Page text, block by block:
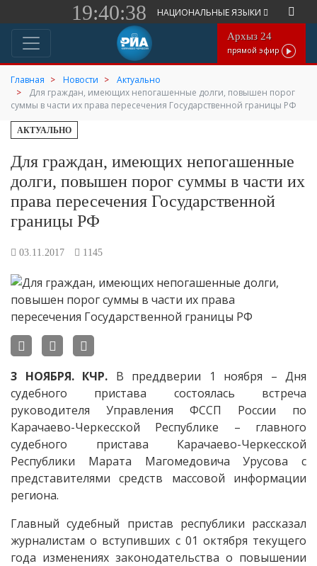
19:40:38 НАЦИОНАЛЬНЫЕ ЯЗЫКИ
Архыз 24
прямой эфир
Главная Новости
Актуально
Для граждан, имеющих непогашенные долги, повышен порог
суммы в части их права пересечения Государственной границы РФ
АКТУАЛЬНО
Для граждан, имеющих непогашенные
долги, повышен порог суммы в части их
права пересечения Государственной
границы РФ
03.11.2017 1145
3 НОЯБРЯ. КЧР. В преддверии 1 ноября – Дня
судебного пристава состоялась встреча
руководителя Управления ФССП России по
Карачаево-Черкесской Республике – главного
судебного пристава Карачаево-Черкесской
Республики Марата Магомедовича Урусова с
представителями средств массовой информации
региона.
Главный судебный пристав республики рассказал
журналистам о вступивших с 01 октября текущего
года изменениях законодательства о повышении